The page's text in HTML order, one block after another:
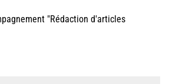
"Rédaction d'articles